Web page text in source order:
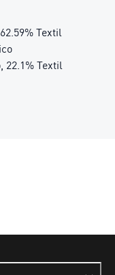
Textil
22.1% Textil